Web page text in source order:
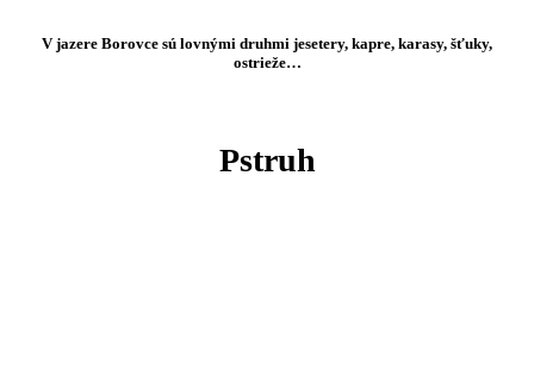
V jazere Borovce sú lovnými druhmi jesetery, kapre, karasy, šťuky,
ostrieže…
Pstruh